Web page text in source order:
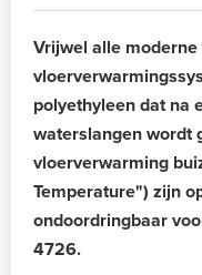
Vrijwel alle
polyethyleen dat na
waterslangen wordt
vloerverwarming
Temperature") zijn
ondoordringbaar
4726.